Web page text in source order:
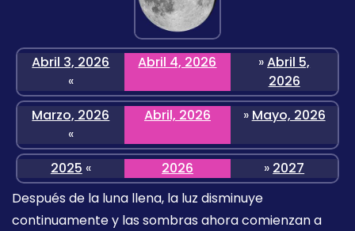
Abril 3, 2026
«
Abril 4, 2026 »Abril 5,
2026
Marzo, 2026
«
Abril, 2026 » Mayo, 2026
2025 « 2026 » 2027
Después de la luna llena, la luz disminuye
continuamente y las sombras ahora comienzan a